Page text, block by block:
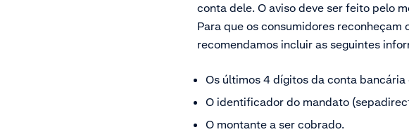
conta dele. O aviso deve ser feito pelo
Para que os consumidores reconheçam
recomendamos incluir as seguintes
Os últimos 4 dígitos da conta bancária
O identificador do mandato
O montante a ser cobrado.